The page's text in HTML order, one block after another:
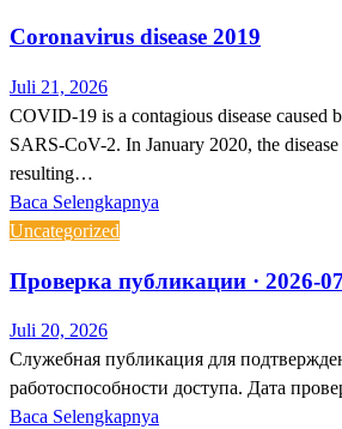
Coronavirus disease 2019
Juli 21, 2026
COVID-19 is a contagious disease caused
SARS-CoV-2. In January 2020, the
resulting…
Baca Selengkapnya
Uncategorized
Проверка публикации · 2026-
Juli 20, 2026
Служебная публикация для
работоспособности доступа. Дата
Baca Selengkapnya